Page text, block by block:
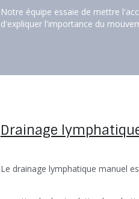
Notre équipe essaie de mettre
d'expliquer l'importance du
Drainage
Le drainage lymphatique manuel